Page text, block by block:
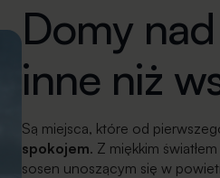
Domy
inne niż
Są miejsca, które od
spokojem. Z miękkim
sosen unoszącym się w